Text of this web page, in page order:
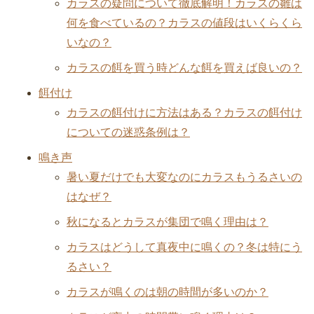
カラスの疑問について徹底解明！カラスの雛は
何を食べているの？カラスの値段はいくらくら
いなの？
カラスの餌を買う時どんな餌を買えば良いの？
餌付け
カラスの餌付けに方法はある？カラスの餌付け
についての迷惑条例は？
鳴き声
暑い夏だけでも大変なのにカラスもうるさいの
はなぜ？
秋になるとカラスが集団で鳴く理由は？
カラスはどうして真夜中に鳴くの？冬は特にう
るさい？
カラスが鳴くのは朝の時間が多いのか？